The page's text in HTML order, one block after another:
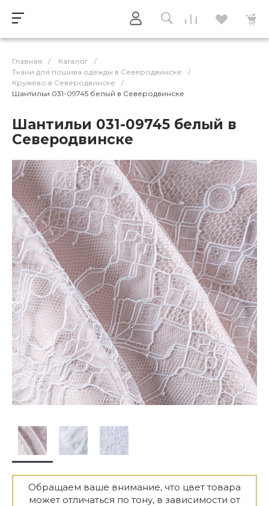
Главная / Каталог
/
Ткани для пошива одежды в Северодвинске
/
Кружево в Северодвинске
/
Шантильи 031-09745 белый в Северодвинске
Шантильи 031-09745 белый в
Северодвинске
Обращаем ваше внимание, что цвет товара
может отличаться по тону, в зависимости от